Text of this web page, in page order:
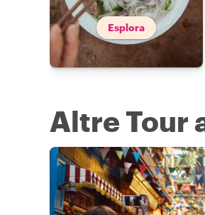
Esplora
Altre Tour